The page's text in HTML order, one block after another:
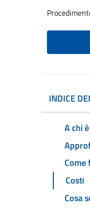
INDICE
A chi
Come
Costi
Cosa